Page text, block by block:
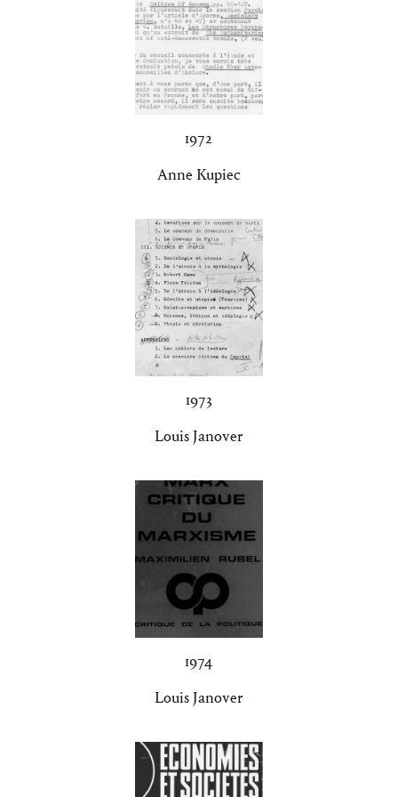
1972
Anne Kupiec
1973
Louis Janover
1974
Louis Janover